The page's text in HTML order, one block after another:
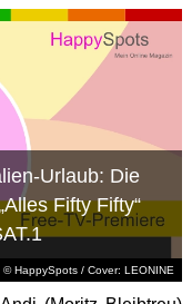
© HappySpots / Cover: LEONINE
Urlaub: Die
Fifty Fifty“